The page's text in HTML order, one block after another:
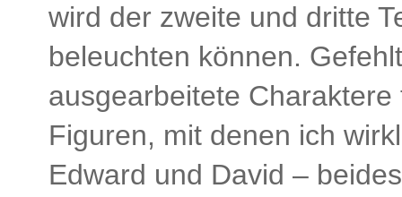
wird der zweite und dritte
beleuchten können.
ausgearbeitete
Figuren, mit denen ich
Edward und David –